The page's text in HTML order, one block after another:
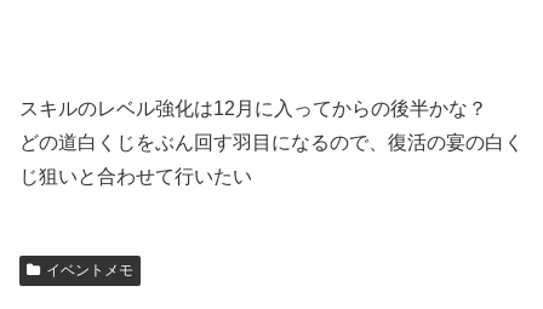
スキルのレベル強化は12月に入ってからの後半かな？
どの道白くじをぶん回す羽目になるので、復活の宴の白く
じ狙いと合わせて行いたい
イベントメモ